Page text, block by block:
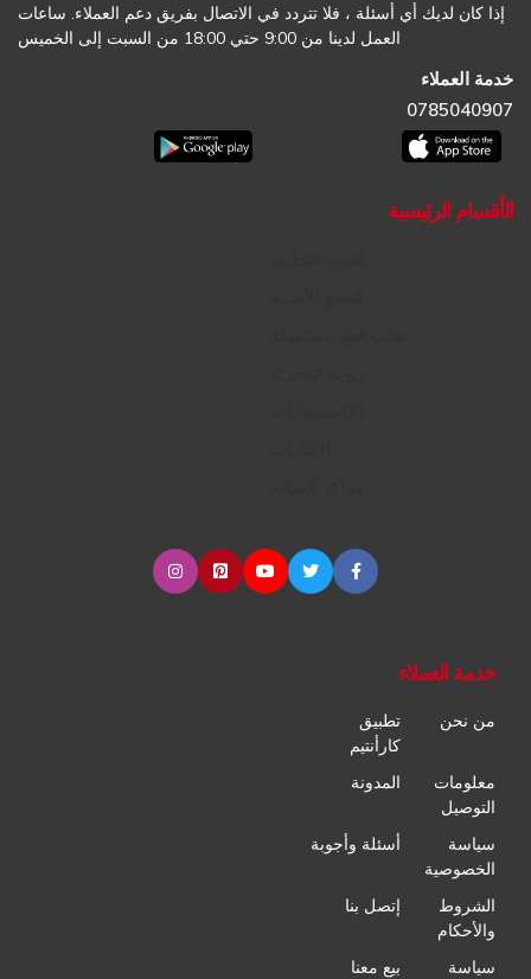
إذا كان لديك أي أسئلة ، فلا تتردد في الاتصال بفريق دعم العملاء. ساعات
العمل لدينا من 9:00 حتي 18:00 من السبت إلى الخميس
خدمة العملاء
0785040907
الأقسام الرئيسية
خدمة العملاء
من نحن
تطبيق
كارأنتيم
معلومات
التوصيل
المدونة
سياسة
الخصوصية
أسئلة وأجوبة
الشروط
والأحكام
إتصل بنا
سياسة بيع معنا